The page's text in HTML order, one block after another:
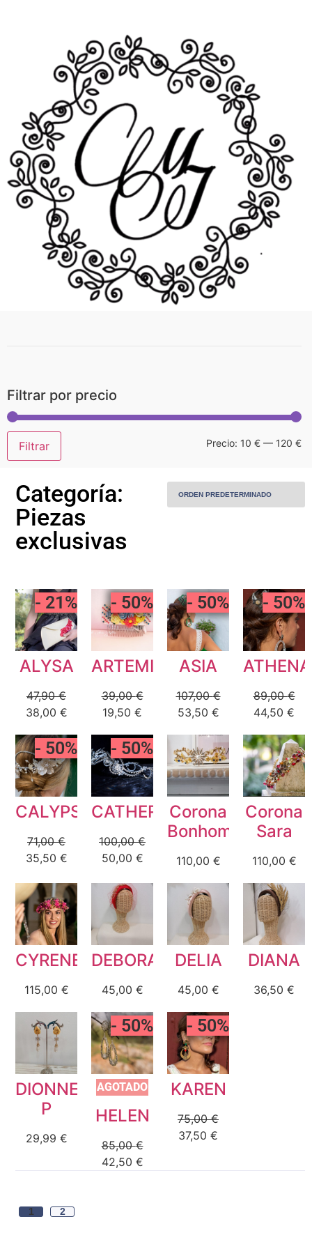
Home
Sobre Mí
Piezas personalizadas
Alquiler
Contacto
F.A.Q
Filtrar por precio
Filtrar Precio: 10 € — 120 €
Categoría:
Piezas
exclusivas
- 21%
ALYSA
47,90€
38,00 €
- 50%
ARTEMIS
39,00€
19,50 €
- 50%
ASIA
107,00€
53,50 €
- 50%
ATHENA
89,00€
44,50 €
- 50%
CALYPSO
71,00€
35,50 €
- 50%
CATHERINE
100,00€
50,00 €
Corona
Bonhomia
110,00 €
Corona
Sara
110,00 €
CYRENE
115,00 €
DEBORA
45,00 €
DELIA
45,00 €
DIANA
36,50 €
DIONNE
P
29,99 €
- 50%
AGOTADO
HELEN
85,00€
42,50 €
- 50%
KAREN
75,00€
37,50 €
1 2